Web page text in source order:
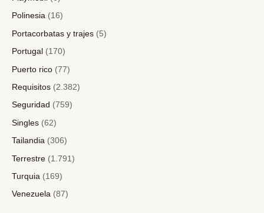
Polinesia (16)
Portacorbatas y trajes (5)
Portugal (170)
Puerto rico (77)
Requisitos (2.382)
Seguridad (759)
Singles (62)
Tailandia (306)
Terrestre (1.791)
Turquia (169)
Venezuela (87)